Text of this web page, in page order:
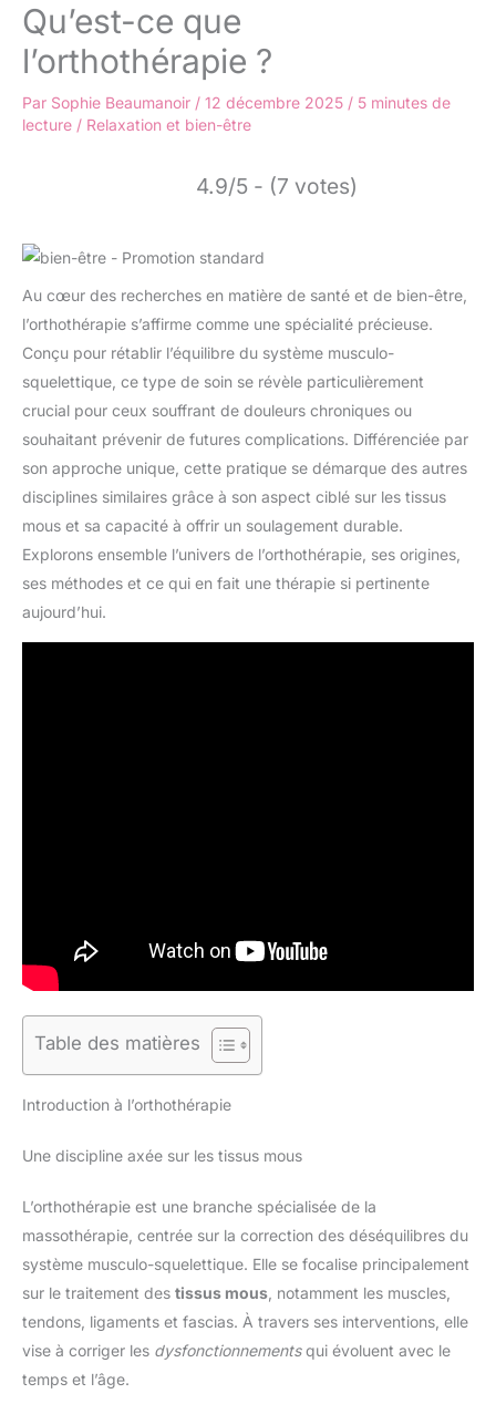
Qu’est-ce que
l’orthothérapie ?
Par Sophie Beaumanoir / 12 décembre 2025 / 5 minutes de
lecture / Relaxation et bien-être
4.9/5 - (7 votes)
Au cœur des recherches en matière de santé et de bien-être,
l’orthothérapie s’affirme comme une spécialité précieuse.
Conçu pour rétablir l’équilibre du système musculo-
squelettique, ce type de soin se révèle particulièrement
crucial pour ceux souffrant de douleurs chroniques ou
souhaitant prévenir de futures complications. Différenciée par
son approche unique, cette pratique se démarque des autres
disciplines similaires grâce à son aspect ciblé sur les tissus
mous et sa capacité à offrir un soulagement durable.
Explorons ensemble l’univers de l’orthothérapie, ses origines,
ses méthodes et ce qui en fait une thérapie si pertinente
aujourd’hui.
Table des matières
Introduction à l’orthothérapie
Une discipline axée sur les tissus mous
L’orthothérapie est une branche spécialisée de la
massothérapie, centrée sur la correction des déséquilibres du
système musculo-squelettique. Elle se focalise principalement
sur le traitement des tissus mous , notamment les muscles,
tendons, ligaments et fascias. À travers ses interventions, elle
vise à corriger les dysfonctionnementsqui évoluent avec le
temps et l’âge.